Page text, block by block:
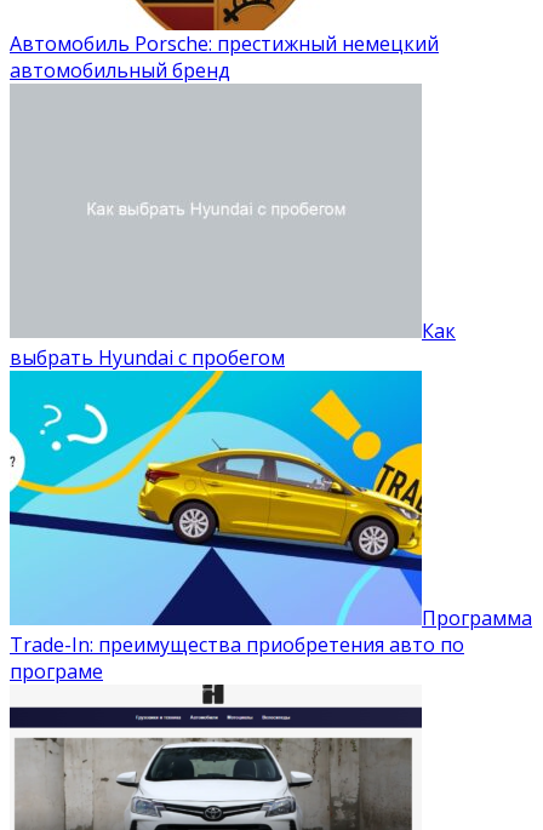
Автомобиль Porsche: престижный немецкий
автомобильный бренд
Как
выбрать Hyundai с пробегом
Программа
Trade-In: преимущества приобретения авто по
програме